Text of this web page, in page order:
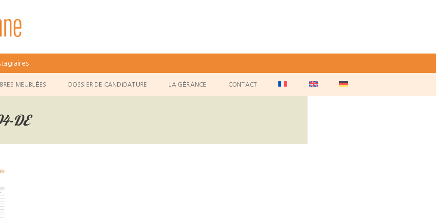
MEUBLÉES DOSSIER DE CANDIDATURE LA GÉRANCE CONTACT
DE